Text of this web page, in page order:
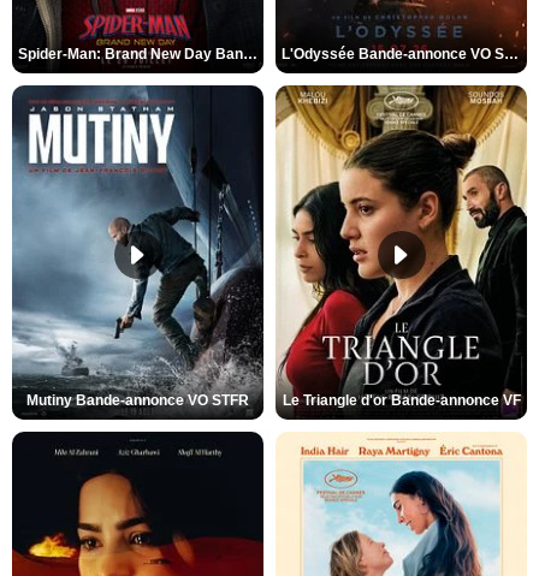
Spider-Man: Brand New Day Bande-annonce VO STFR L'Odyssée Bande-annonce VO STFR
Mutiny Bande-annonce VO STFR Le Triangle d'or Bande-annonce VF